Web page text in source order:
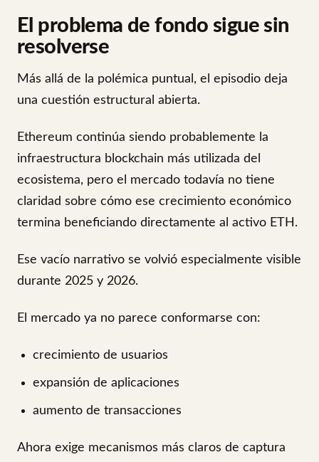
El problema de fondo sigue sin
resolverse
Más allá de la polémica puntual, el episodio deja
una cuestión estructural abierta.
Ethereum continúa siendo probablemente la
infraestructura blockchain más utilizada del
ecosistema, pero el mercado todavía no tiene
claridad sobre cómo ese crecimiento económico
termina beneficiando directamente al activo ETH.
Ese vacío narrativo se volvió especialmente visible
durante 2025 y 2026.
El mercado ya no parece conformarse con:
crecimiento de usuarios
expansión de aplicaciones
aumento de transacciones
Ahora exige mecanismos más claros de captura